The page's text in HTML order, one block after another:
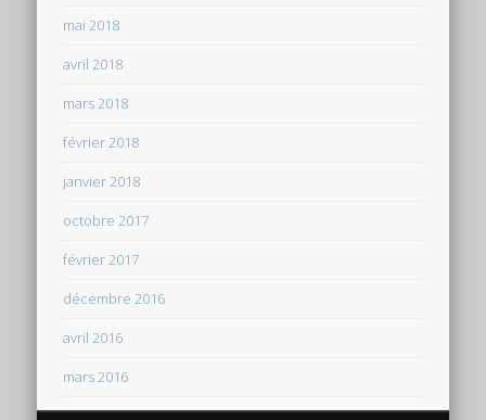
mai 2018
avril 2018
mars 2018
février 2018
janvier 2018
octobre 2017
février 2017
décembre 2016
avril 2016
mars 2016